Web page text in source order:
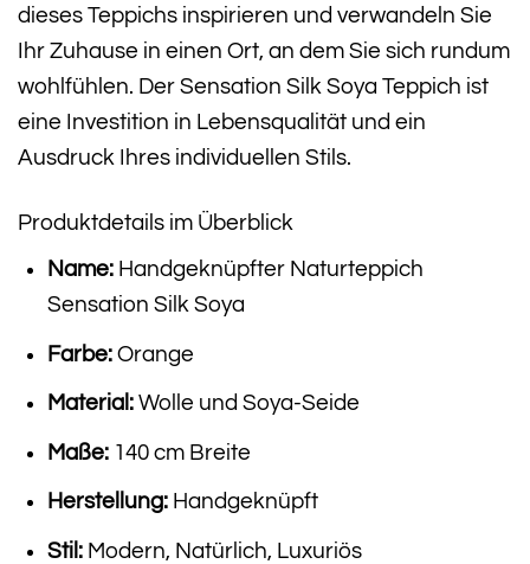
dieses Teppichs inspirieren und verwandeln Sie
Ihr Zuhause in einen Ort, an dem Sie sich rundum
wohlfühlen. Der Sensation Silk Soya Teppich ist
eine Investition in Lebensqualität und ein
Ausdruck Ihres individuellen Stils.
Produktdetails im Überblick
Name:Handgeknüpfter Naturteppich
Sensation Silk Soya
Farbe:Orange
Material:Wolle und Soya-Seide
Maße:140 cm Breite
Herstellung:Handgeknüpft
Stil:Modern, Natürlich, Luxuriös